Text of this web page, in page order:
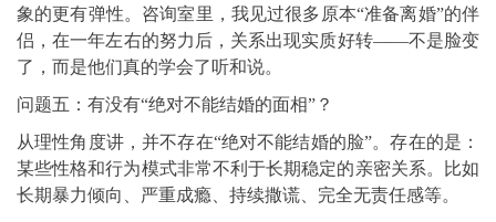
象的更有弹性。咨询室里，我见过很多原本“准备离婚”的伴
侣，在一年左右的努力后，关系出现实质好转——不是脸变
了，而是他们真的学会了听和说。
问题五：有没有“绝对不能结婚的面相”？
从理性角度讲，并不存在“绝对不能结婚的脸”。存在的是：
某些性格和行为模式非常不利于长期稳定的亲密关系。比如
长期暴力倾向、严重成瘾、持续撒谎、完全无责任感等。